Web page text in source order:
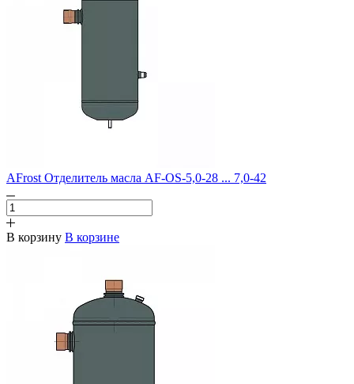
AFrost Отделитель масла AF-OS-5,0-28 ... 7,0-42
В корзину В корзине